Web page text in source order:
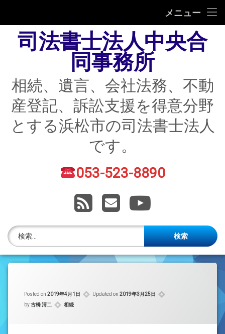
メニュー
相続
不動産登記
債務整理
住宅ローン返済にお困りの方
賃貸トラブル
株主名簿管理人
ご相談について
投稿記事一覧
司法書士法人中央合
同事務所
相続、遺言、会社法務、不動
産登記、訴訟支援を得意分野
とする浜松市の司法書士法人
です。
電話番号: 053-523-8890
RSSメールアドレス
YouTube
検索:
Posted on 2019年4月1日 Updated on 2019年3月25日
by古橋 清二 カテゴリー:
相続